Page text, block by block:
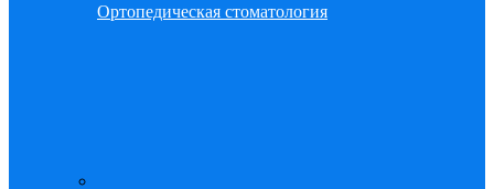
Ортопедическая стоматология